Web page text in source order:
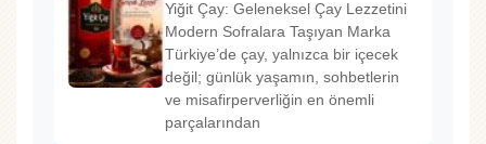
Yiğit Çay: Geleneksel Çay Lezzetini
Modern Sofralara Taşıyan Marka
Türkiye’de çay, yalnızca bir içecek
değil; günlük yaşamın, sohbetlerin
ve misafirperverliğin en önemli
parçalarından